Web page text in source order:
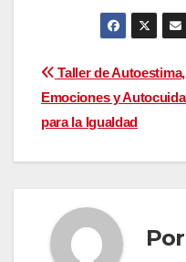
de
entradas
Taller de Autoestima,
Emociones y
para la Igualdad